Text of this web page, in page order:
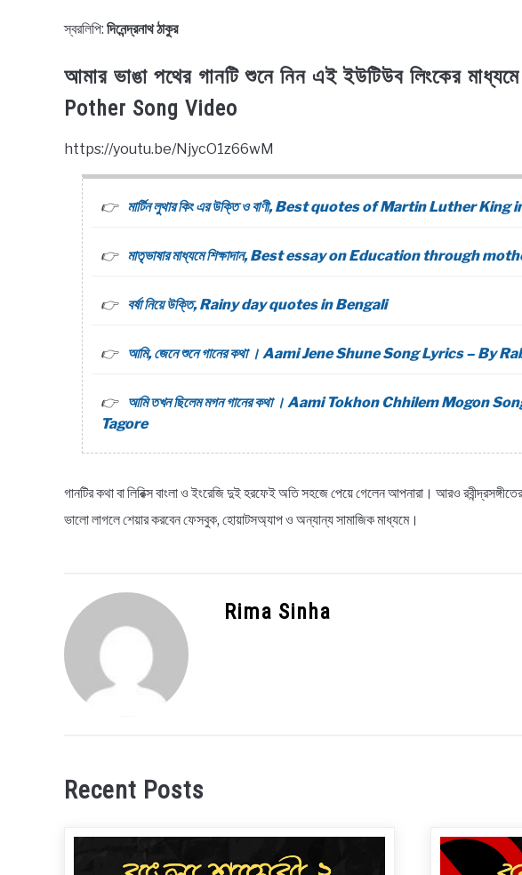
স্বরলিপি: দিনেন্দ্রনাথ ঠাকুর
আমার ভাঙা পথের গানটি শুনে নিন এই ইউটিউব লিংকের
Pother Song Video
https://youtu.be/NjycO1z66wM
মার্টিন লুথার কিং এর উক্তি ও বাণী, Best quotes of Martin Luther
মাতৃভাষার মাধ্যমে শিক্ষাদান, Best essay on Education through
বর্ষা নিয়ে উক্তি, Rainy day quotes in Bengali
আমি, জেনে শুনে গানের কথা । Aami Jene Shune Song Lyrics – By
আমি তখন ছিলেম মগন গানের কথা । Aami Tokhon Chhilem Mogon
Tagore
গানটির কথা বা লিরিক্স বাংলা ও ইংরেজি দুই হরফেই অতি সহজে পেয়ে গেলেন আপনারা। আরও
ভালো লাগলে শেয়ার করবেন ফেসবুক, হোয়াটসঅ্যাপ ও অন্যান্য সামাজিক মাধ্যমে।
Rima Sinha
Recent Posts